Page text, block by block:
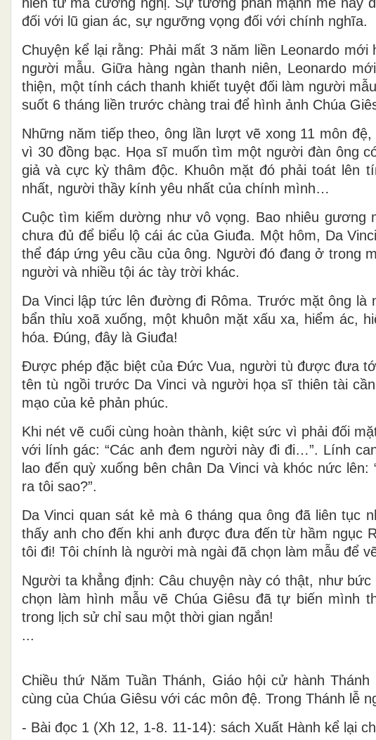
đối với lũ gian ác, sự ngưỡng vọng đối với chính nghĩa.
Chuyện kể lại rằng: Phải mất 3 năm liền Leonardo
người mẫu. Giữa hàng ngàn thanh niên, Leonardo
thiện, một tính cách thanh khiết tuyệt đối làm người
suốt 6 tháng liền trước chàng trai để hình ảnh Chúa
Những năm tiếp theo, ông lần lượt vẽ xong 11 môn
vì 30 đồng bạc. Họa sĩ muốn tìm một người đàn ông
giả và cực kỳ thâm độc. Khuôn mặt đó phải toát lên
nhất, người thầy kính yêu nhất của chính mình…
Cuộc tìm kiếm dường như vô vọng. Bao nhiêu gương
chưa đủ để biểu lộ cái ác của Giuđa. Một hôm, Da
thể đáp ứng yêu cầu của ông. Người đó đang ở trong
người và nhiều tội ác tày trời khác.
Da Vinci lập tức lên đường đi Rôma. Trước mặt ông
bẩn thỉu xoã xuống, một khuôn mặt xấu xa, hiểm ác,
hóa. Ðúng, đây là Giuđa!
Ðược phép đặc biệt của Đức Vua, người tù được đưa
tên tù ngồi trước Da Vinci và người họa sĩ thiên tài
mạo của kẻ phản phúc.
Khi nét vẽ cuối cùng hoàn thành, kiệt sức vì phải đối
với lính gác: “Các anh đem người này đi đi…”. Lính
lao đến quỳ xuống bên chân Da Vinci và khóc nức
ra tôi sao?”.
Da Vinci quan sát kẻ mà 6 tháng qua ông đã liên tục
thấy anh cho đến khi anh được đưa đến từ hầm ngục
tôi đi! Tôi chính là người mà ngài đã chọn làm mẫu để
Người ta khẳng định: Câu chuyện này có thật, như
chọn làm hình mẫu vẽ Chúa Giêsu đã tự biến mình
trong lịch sử chỉ sau một thời gian ngắn!
...
Chiều thứ Năm Tuần Thánh, Giáo hội cử hành
cùng của Chúa Giêsu với các môn đệ. Trong Thánh lễ
- Bài đọc 1 (Xh 12, 1-8. 11-14): sách Xuất Hành kể lại